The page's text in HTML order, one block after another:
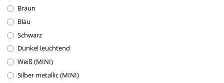
Braun
Blau
Schwarz
Dunkel leuchtend
Weiß (MINI)
Silber metallic (MINI)